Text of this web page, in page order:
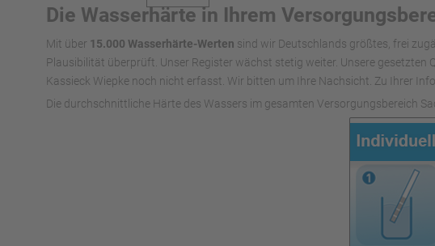
Die Wasserhärte in Ihrem
Mit über 15.000 Wasserhärte-Werten sind wir Deutschlands größtes, frei
Plausibilität überprüft. Unser Register wächst stetig weiter. Unsere
Kassieck Wiepke noch nicht erfasst. Wir bitten um Ihre Nachsicht. Zu Ihrer
Die durchschnittliche Härte des Wassers im gesamten Versorgungsbereich